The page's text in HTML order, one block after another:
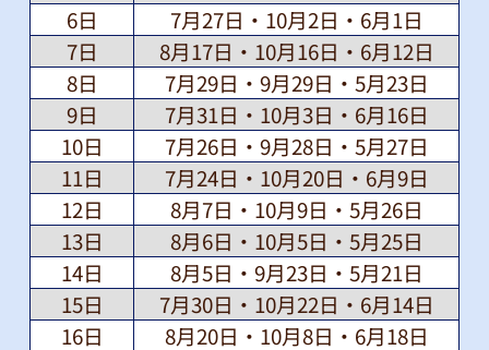
6日
7月27日・10月2日・6月1日
7日
8月17日・10月16日・6月12日
8日
7月29日・9月29日・5月23日
9日
7月31日・10月3日・6月16日
10日
7月26日・9月28日・5月27日
11日
7月24日・10月20日・6月9日
12日
8月7日・10月9日・5月26日
13日
8月6日・10月5日・5月25日
14日
8月5日・9月23日・5月21日
15日
7月30日・10月22日・6月14日
16日
8月20日・10月8日・6月18日